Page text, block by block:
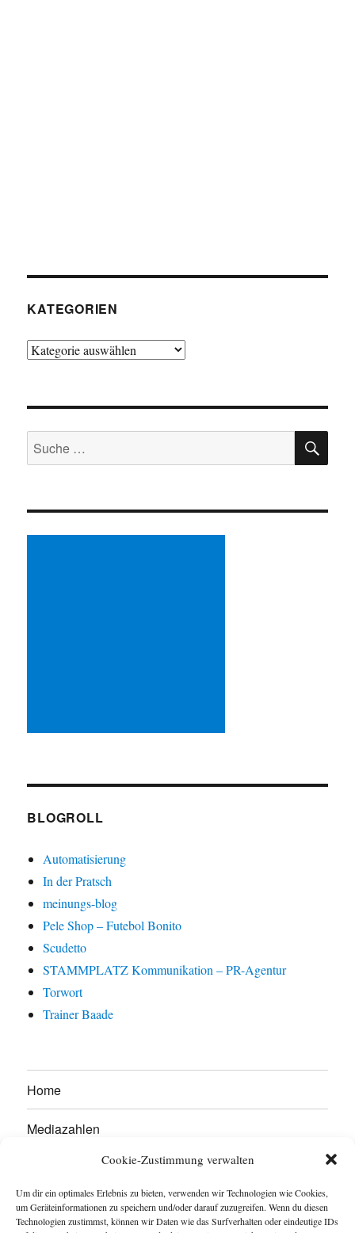
Cookie-Zustimmung verwalten
Um dir ein optimales Erlebnis zu bieten, verwenden wir Technologien wie Cookies,
um Geräteinformationen zu speichern und/oder darauf zuzugreifen. Wenn du diesen
Technologien zustimmst, können wir Daten wie das Surfverhalten oder eindeutige IDs
KATEGORIEN
Kategorien
Suche
nach:
BLOGROLL
Automatisierung
In der Pratsch
meinungs-blog
Pele Shop – Futebol Bonito
Scudetto
STAMMPLATZ Kommunikation – PR-Agentur
Torwort
Trainer Baade
Home
Mediazahlen
Werben Sie hier!
Kontakt